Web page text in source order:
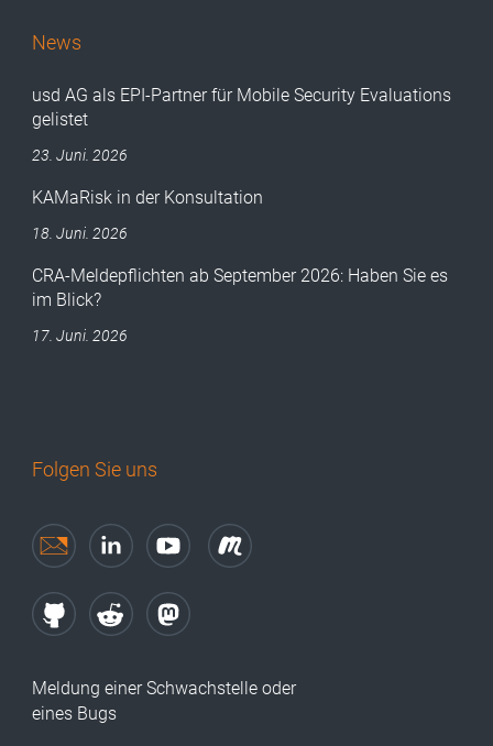
News
usd AG als EPI-Partner für Mobile Security Evaluations
gelistet
23. Juni. 2026
KAMaRisk in der Konsultation
18. Juni. 2026
CRA-Meldepflichten ab September 2026: Haben Sie es
im Blick?
17. Juni. 2026
Folgen Sie uns
Meldung einer Schwachstelle oder
eines Bugs